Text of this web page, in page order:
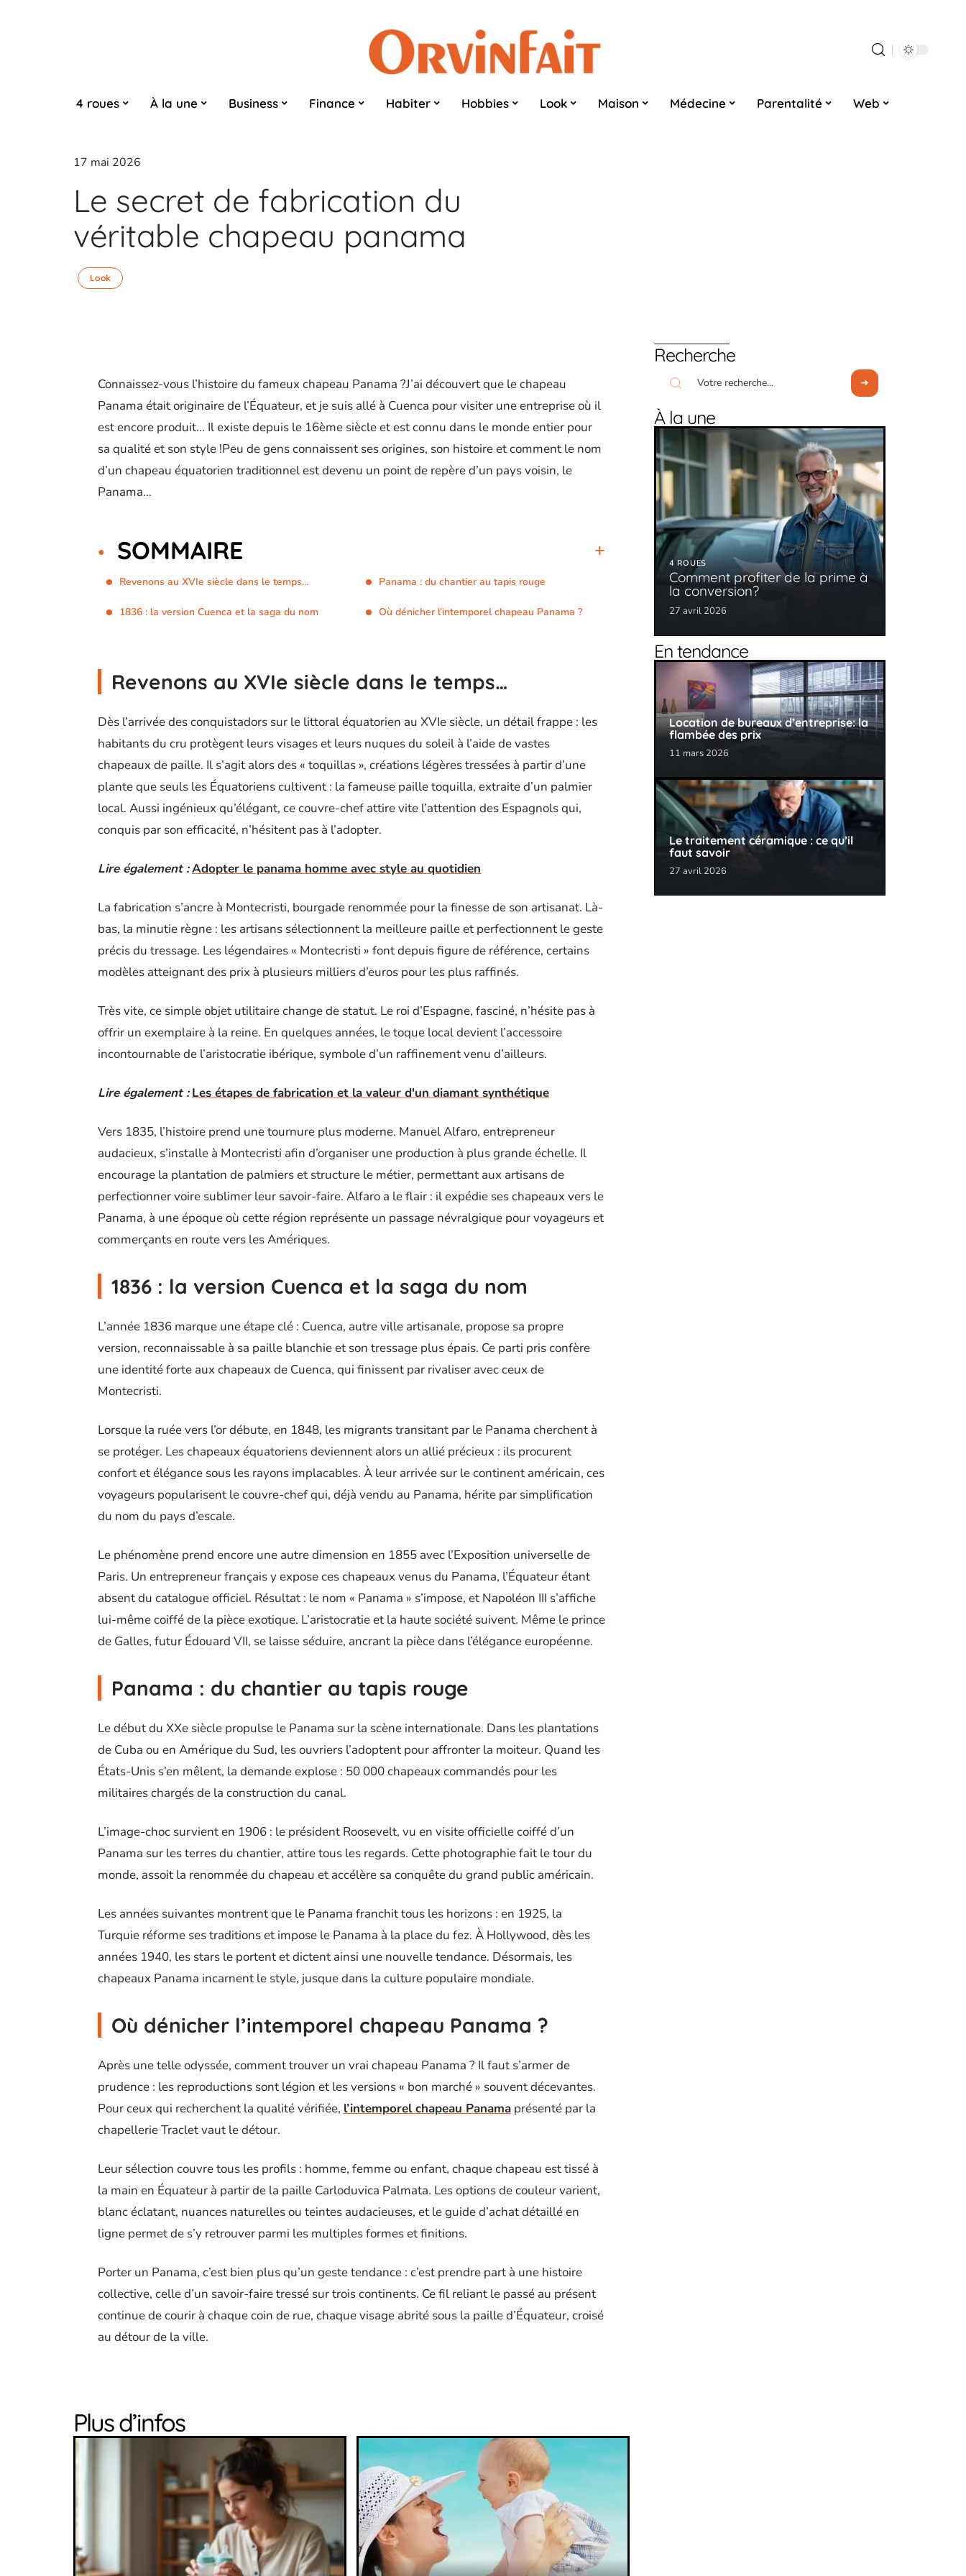
4 roues À la une Business Finance Habiter Hobbies Look Maison Médecine Parentalité Web
17 mai 2026
Le secret de fabrication du
véritable chapeau panama
Look
Connaissez-vous l’histoire du fameux chapeau Panama ?J’ai découvert que le chapeau
Panama était originaire de l’Équateur, et je suis allé à Cuenca pour visiter une entreprise où il
est encore produit… Il existe depuis le 16ème siècle et est connu dans le monde entier pour
sa qualité et son style !Peu de gens connaissent ses origines, son histoire et comment le nom
d’un chapeau équatorien traditionnel est devenu un point de repère d’un pays voisin, le
Panama…
SOMMAIRE
Revenons au XVIe siècle dans le temps…
1836 : la version Cuenca et la saga du nom
Panama : du chantier au tapis rouge
Où dénicher l’intemporel chapeau Panama ?
Revenons au XVIe siècle dans le temps…
Dès l’arrivée des conquistadors sur le littoral équatorien au XVIe siècle, un détail frappe : les
habitants du cru protègent leurs visages et leurs nuques du soleil à l’aide de vastes
chapeaux de paille. Il s’agit alors des « toquillas », créations légères tressées à partir d’une
plante que seuls les Équatoriens cultivent : la fameuse paille toquilla, extraite d’un palmier
local. Aussi ingénieux qu’élégant, ce couvre-chef attire vite l’attention des Espagnols qui,
conquis par son efficacité, n’hésitent pas à l’adopter.
Lire également :Adopter le panama homme avec style au quotidien
La fabrication s’ancre à Montecristi, bourgade renommée pour la finesse de son artisanat. Là-
bas, la minutie règne : les artisans sélectionnent la meilleure paille et perfectionnent le geste
précis du tressage. Les légendaires « Montecristi » font depuis figure de référence, certains
modèles atteignant des prix à plusieurs milliers d’euros pour les plus raffinés.
Très vite, ce simple objet utilitaire change de statut. Le roi d’Espagne, fasciné, n’hésite pas à
offrir un exemplaire à la reine. En quelques années, le toque local devient l’accessoire
incontournable de l’aristocratie ibérique, symbole d’un raffinement venu d’ailleurs.
Lire également : Les étapes de fabrication et la valeur d'un diamant synthétique
Vers 1835, l’histoire prend une tournure plus moderne. Manuel Alfaro, entrepreneur
audacieux, s’installe à Montecristi afin d’organiser une production à plus grande échelle. Il
encourage la plantation de palmiers et structure le métier, permettant aux artisans de
perfectionner voire sublimer leur savoir-faire. Alfaro a le flair : il expédie ses chapeaux vers le
Panama, à une époque où cette région représente un passage névralgique pour voyageurs et
commerçants en route vers les Amériques.
1836 : la version Cuenca et la saga du nom
L’année 1836 marque une étape clé : Cuenca, autre ville artisanale, propose sa propre
version, reconnaissable à sa paille blanchie et son tressage plus épais. Ce parti pris confère
une identité forte aux chapeaux de Cuenca, qui finissent par rivaliser avec ceux de
Montecristi.
Lorsque la ruée vers l’or débute, en 1848, les migrants transitant par le Panama cherchent à
se protéger. Les chapeaux équatoriens deviennent alors un allié précieux : ils procurent
confort et élégance sous les rayons implacables. À leur arrivée sur le continent américain, ces
voyageurs popularisent le couvre-chef qui, déjà vendu au Panama, hérite par simplification
du nom du pays d’escale.
Le phénomène prend encore une autre dimension en 1855 avec l’Exposition universelle de
Paris. Un entrepreneur français y expose ces chapeaux venus du Panama, l’Équateur étant
absent du catalogue officiel. Résultat : le nom « Panama » s’impose, et Napoléon III s’affiche
lui-même coiffé de la pièce exotique. L’aristocratie et la haute société suivent. Même le prince
de Galles, futur Édouard VII, se laisse séduire, ancrant la pièce dans l’élégance européenne.
Panama : du chantier au tapis rouge
Le début du XXe siècle propulse le Panama sur la scène internationale. Dans les plantations
de Cuba ou en Amérique du Sud, les ouvriers l’adoptent pour affronter la moiteur. Quand les
États-Unis s’en mêlent, la demande explose : 50 000 chapeaux commandés pour les
militaires chargés de la construction du canal.
L’image-choc survient en 1906 : le président Roosevelt, vu en visite officielle coiffé d’un
Panama sur les terres du chantier, attire tous les regards. Cette photographie fait le tour du
monde, assoit la renommée du chapeau et accélère sa conquête du grand public américain.
Les années suivantes montrent que le Panama franchit tous les horizons : en 1925, la
Turquie réforme ses traditions et impose le Panama à la place du fez. À Hollywood, dès les
années 1940, les stars le portent et dictent ainsi une nouvelle tendance. Désormais, les
chapeaux Panama incarnent le style, jusque dans la culture populaire mondiale.
Où dénicher l’intemporel chapeau Panama ?
Après une telle odyssée, comment trouver un vrai chapeau Panama ? Il faut s’armer de
prudence : les reproductions sont légion et les versions « bon marché » souvent décevantes.
Pour ceux qui recherchent la qualité vérifiée, l’intemporel chapeau Panama présenté par la
chapellerie Traclet vaut le détour.
Leur sélection couvre tous les profils : homme, femme ou enfant, chaque chapeau est tissé à
la main en Équateur à partir de la paille Carloduvica Palmata. Les options de couleur varient,
blanc éclatant, nuances naturelles ou teintes audacieuses, et le guide d’achat détaillé en
ligne permet de s’y retrouver parmi les multiples formes et finitions.
Porter un Panama, c’est bien plus qu’un geste tendance : c’est prendre part à une histoire
collective, celle d’un savoir-faire tressé sur trois continents. Ce fil reliant le passé au présent
continue de courir à chaque coin de rue, chaque visage abrité sous la paille d’Équateur, croisé
au détour de la ville.
Plus d’infos
Recherche
À la une
4 ROUES
Comment profiter de la prime à
la conversion?
27 avril 2026
En tendance
Location de bureaux d’entreprise: la
flambée des prix
11 mars 2026
Le traitement céramique : ce qu’il
faut savoir
27 avril 2026